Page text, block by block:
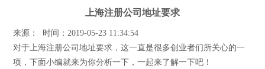
上海注册公司地址要求
来源： 时间：2019-05-23 11:34:54
对于上海注册公司地址要求，这一直是很多创业者们所关心的一
项，下面小编就来为你分析一下，一起来了解一下吧！